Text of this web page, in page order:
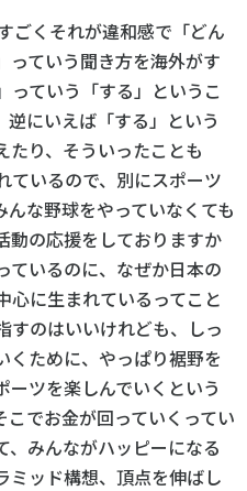
ごくそれが違和感で「どん
っていう聞き方を海外がす
っていう「する」というこ
逆にいえば「する」という
たり、そういったことも
ているので、別にスポーツ
な野球をやっていなくても
動の応援をしておりますか
ているのに、なぜか日本の
心に生まれているってこと
すのはいいけれども、しっ
くために、やっぱり裾野を
ーツを楽しんでいくという
でお金が回っていくってい
、みんながハッピーになる
ミッド構想、頂点を伸ばし